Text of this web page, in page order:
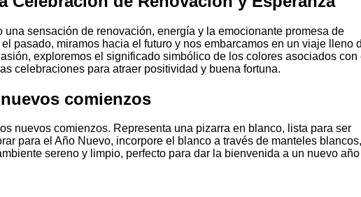
una sensación de renovación, energía y la emocionante promesa de
pasado, miramos hacia el futuro y nos embarcamos en un viaje lleno
exploremos el significado simbólico de los colores asociados con
celebraciones para atraer positividad y buena fortuna.
comienzos
nuevos comienzos. Representa una pizarra en blanco, lista para ser
para el Año Nuevo, incorpore el blanco a través de manteles blancos,
sereno y limpio, perfecto para dar la bienvenida a un nuevo año